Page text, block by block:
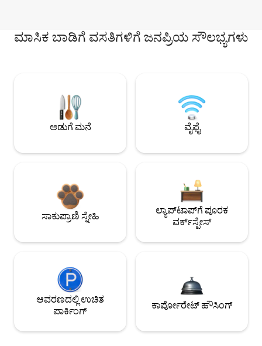
ಮಾಸಿಕ ಬಾಡಿಗೆ ವಸತಿಗಳಿಗೆ ಜನಪ್ರಿಯ ಸೌಲಭ್ಯಗಳು
ಅಡುಗೆ ಮನೆ ವೈಫೈ
ಸಾಕುಪ್ರಾಣಿ ಸ್ನೇಹಿ
ಲ್ಯಾಪ್‌ಟಾಪ್‌ಗೆ ಪೂರಕ
ವರ್ಕ್‌ಸ್ಪೇಸ್
ಆವರಣದಲ್ಲಿ ಉಚಿತ
ಪಾರ್ಕಿಂಗ್
ಕಾರ್ಪೋರೇಟ್ ಹೌಸಿಂಗ್